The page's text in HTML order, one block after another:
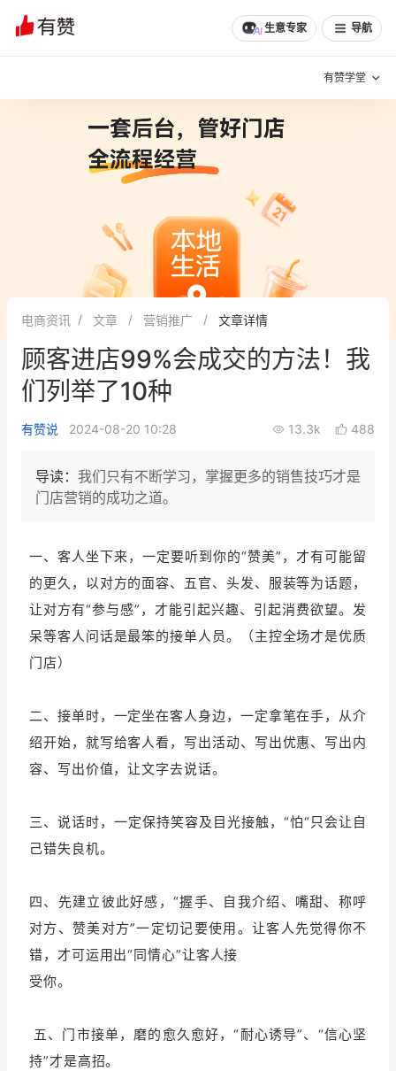
生意专家 导航
有赞学堂
增长方法
有赞专家说
新零售最佳实践
面对面聊增长
新零售大会
增长产品指南
产品更新动态 帮助中心
品牌消费观
培训课程
增长俱乐部
商家社区 社群交流
合作共进
认证服务商 设计服务商
电商资讯 文章 营销推广 文章详情
顾客进店99%会成交的方法！我
们列举了10种
有赞说 2024-08-20 10:28 13.3k 488
导读： 我们只有不断学习，掌握更多的销售技巧才是
门店营销的成功之道。
一、客人坐下来，一定要听到你的“赞美”，才有可能留
的更久，以对方的面容、五官、头发、服装等为话题，
让对方有“参与感”，才能引起兴趣、引起消费欲望。发
呆等客人问话是最笨的接单人员。（主控全场才是优质
门店）
二、接单时，一定坐在客人身边，一定拿笔在手，从介
绍开始，就写给客人看，写出活动、写出优惠、写出内
容、写出价值，让文字去说话。
三、说话时，一定保持笑容及目光接触，“怕“只会让自
己错失良机。
四、先建立彼此好感，“握手、自我介绍、嘴甜、称呼
对方、赞美对方”一定切记要使用。让客人先觉得你不
错，才可运用出“同情心”让客人接
受你。
五、门市接单，磨的愈久愈好，“耐心诱导”、“信心坚
持”才是高招。